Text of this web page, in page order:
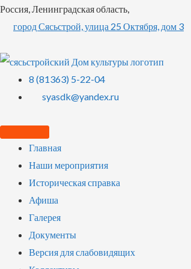
Россия, Ленинградская область,
город Сясьстрой, улица 25 Октября, дом 3
8 (81363) 5-22-04
syasdk@yandex.ru
Главная
Наши мероприятия
Историческая справка
Афиша
Галерея
Документы
Версия для слабовидящих